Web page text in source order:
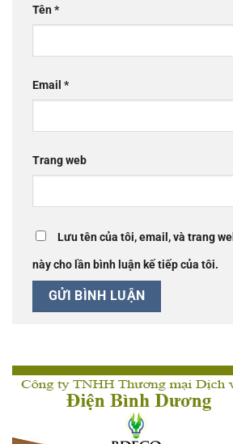
Tên*
Email *
Trang web
Lưu tên của tôi, email, và trang
này cho lần bình luận kế tiếp của tôi.